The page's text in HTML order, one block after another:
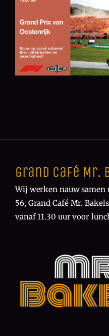
Grand Café Mr.
Wij werken nauw samen
56, Grand Café Mr.
vanaf 11.30 uur voor